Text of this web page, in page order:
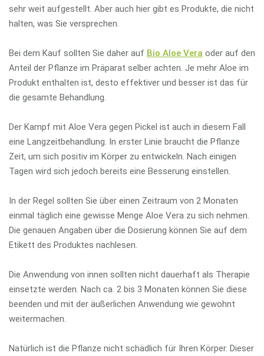
sehr weit aufgestellt. Aber auch hier gibt es Produkte, die nicht
halten, was Sie versprechen.
Bei dem Kauf sollten Sie daher auf Bio Aloe Vera oder auf den
Anteil der Pflanze im Präparat selber achten. Je mehr Aloe im
Produkt enthalten ist, desto effektiver und besser ist das für
die gesamte Behandlung.
Der Kampf mit Aloe Vera gegen Pickel ist auch in diesem Fall
eine Langzeitbehandlung. In erster Linie braucht die Pflanze
Zeit, um sich positiv im Körper zu entwickeln. Nach einigen
Tagen wird sich jedoch bereits eine Besserung einstellen.
In der Regel sollten Sie über einen Zeitraum von 2 Monaten
einmal täglich eine gewisse Menge Aloe Vera zu sich nehmen.
Die genauen Angaben über die Dosierung können Sie auf dem
Etikett des Produktes nachlesen.
Die Anwendung von innen sollten nicht dauerhaft als Therapie
einsetzte werden. Nach ca. 2 bis 3 Monaten können Sie diese
beenden und mit der äußerlichen Anwendung wie gewohnt
weitermachen.
Natürlich ist die Pflanze nicht schädlich für Ihren Körper. Dieser